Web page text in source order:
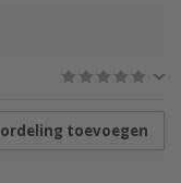
toevoegen